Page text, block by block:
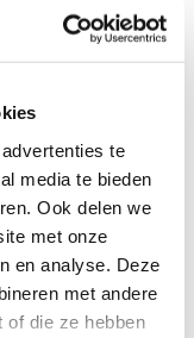
te
media te bieden
Ook delen we
met onze
en analyse. Deze
met andere
of die ze hebben